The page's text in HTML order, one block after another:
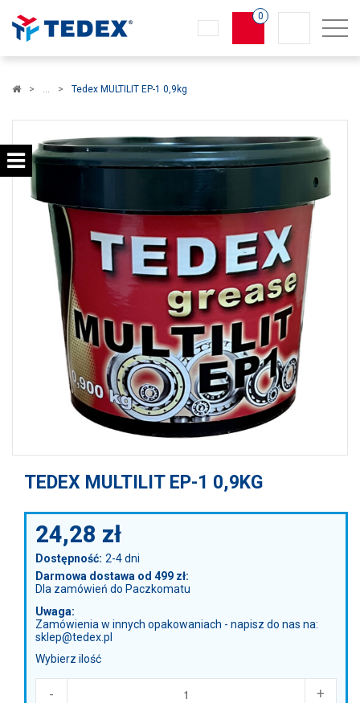
0
Koszyk
info:Twój koszyk jest pusty! ×
Tedex MULTILIT EP-1 0,9kg
TEDEX MULTILIT EP-1 0,9KG
24,28 zł
Dostępność: 2-4 dni
Darmowa dostawa od 499 zł:
Dla zamówień do Paczkomatu
Uwaga:
Zamówienia w innych opakowaniach - napisz do nas na:
sklep@tedex.pl
Wybierz ilość
+
-